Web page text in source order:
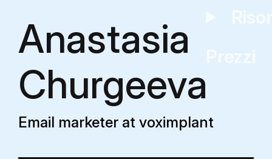
Anastasia
Churgeeva
Email marketer at voximplant